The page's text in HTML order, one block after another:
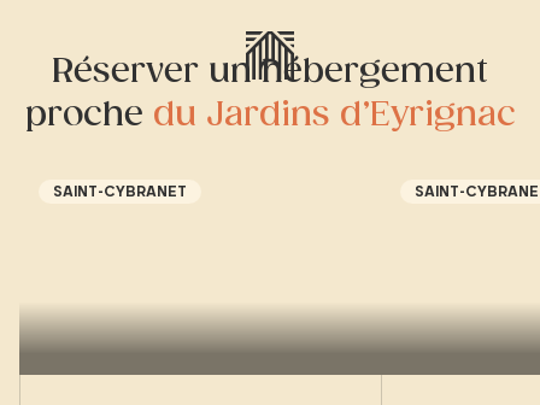
Réserver un hébergement
proche du Jardins d’Eyrignac
SAINT-CYBRANET SAINT-